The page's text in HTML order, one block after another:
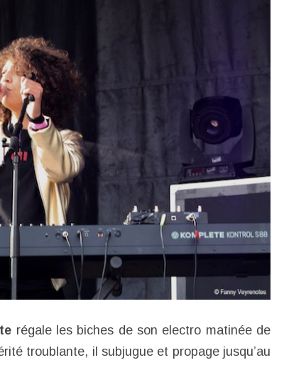
régale les biches de son electro matinée de
troublante, il subjugue et propage jusqu’au